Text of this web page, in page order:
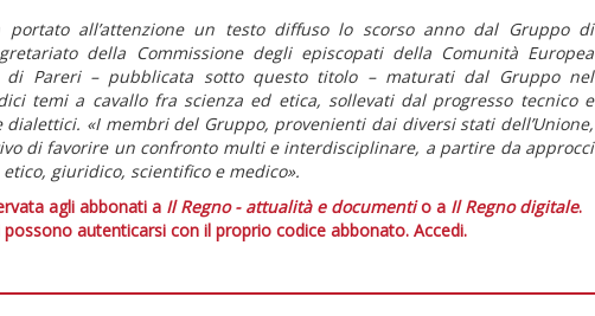
all’attenzione un testo diffuso lo scorso anno dal Gruppo di
della Commissione degli episcopati della Comunità Europea
di Pareri – pubblicata sotto questo titolo – maturati dal Gruppo nel
temi a cavallo fra scienza ed etica, sollevati dal progresso tecnico e
«I membri del Gruppo, provenienti dai diversi stati dell’Unione,
di favorire un confronto multi e interdisciplinare, a partire da approcci
giuridico, scientifico e medico».
agli abbonati a Il Regno - attualità e documentio a Il Regno digitale.
possono autenticarsi con il proprio codice abbonato. Accedi.